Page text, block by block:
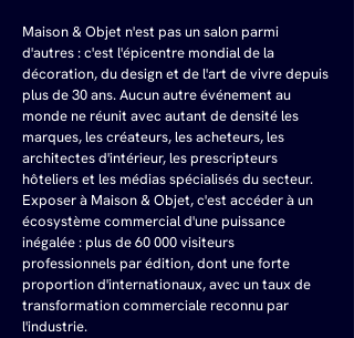
Maison & Objet n'est pas un salon parmi
d'autres : c'est l'épicentre mondial de la
décoration, du design et de l'art de vivre depuis
plus de 30 ans. Aucun autre événement au
monde ne réunit avec autant de densité les
marques, les créateurs, les acheteurs, les
architectes d'intérieur, les prescripteurs
hôteliers et les médias spécialisés du secteur.
Exposer à Maison & Objet, c'est accéder à un
écosystème commercial d'une puissance
inégalée : plus de 60 000 visiteurs
professionnels par édition, dont une forte
proportion d'internationaux, avec un taux de
transformation commerciale reconnu par
l'industrie.